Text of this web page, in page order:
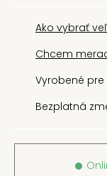
Ako vybrať
Chcem
Vyrobené
Bezplatná